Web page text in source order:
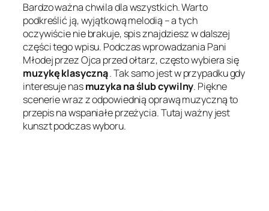
Bardzo ważna chwila dla wszystkich. Warto
podkreślić ją, wyjątkową melodią – a tych
oczywiście nie brakuje, spis znajdziesz w dalszej
części tego wpisu. Podczas wprowadzania Pani
Młodej przez Ojca przed ołtarz, często wybiera się
muzykę klasyczną. Tak samo jest w przypadku gdy
interesuje nasmuzyka na ślub cywilny. Piękne
scenerie wraz z odpowiednią oprawą muzyczną to
przepis na wspaniałe przeżycia. Tutaj ważny jest
kunszt podczas wyboru.